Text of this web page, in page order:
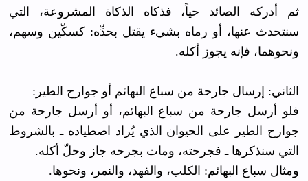
ثم أدركه الصائد حياً، فذكاه الذكاة المشروعة، التي
سنتحدث عنها، أو رماه بشيء يقتل بحدِّه: كسكّين وسهم،
ونحوهما، فإنه يجوز أكله.
الثاني: إرسال جارحة من سباع البهائم أو جوارح الطير:
فلو أرسل جارحة من سباع البهائم، أو أرسل جارحة من
جوارح الطير على الحيوان الذي يُراد اصطياده ـ بالشروط
التي سنذكرها ـ فجرحته، ومات بجرحه جاز وحلّ أكله.
ومثال سباع البهائم: الكلب، والفهد، والنمر، ونحوها.